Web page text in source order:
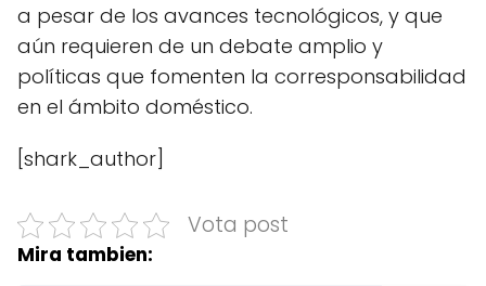
a pesar de los avances tecnológicos, y que
aún requieren de un debate amplio y
políticas que fomenten la corresponsabilidad
en el ámbito doméstico.
[shark_author]
Vota post
Mira tambien: